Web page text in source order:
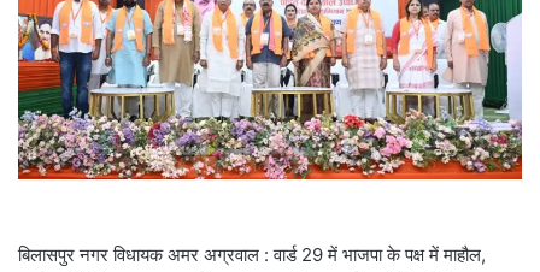
बिलासपुर नगर विधायक अमर अग्रवाल : वार्ड 29 में भाजपा के पक्ष में माहौल,